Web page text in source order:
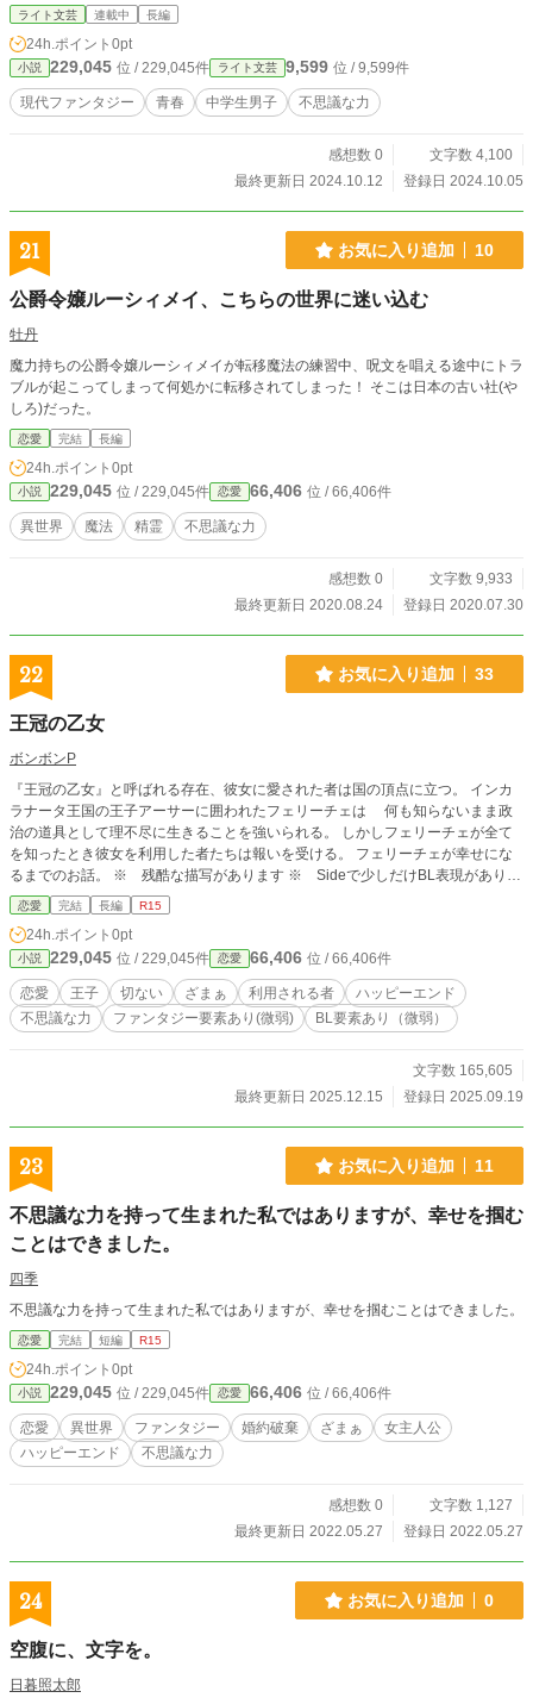
ライト文芸 連載中 長編
24h.ポイント 0pt
小説 229,045 位 / 229,045件 ライト文芸 9,599 位 / 9,599件
現代ファンタジー 青春 中学生男子 不思議な力
感想数 0
文字数 4,100
最終更新日 2024.10.12
登録日 2024.10.05
21 お気に入り追加 10
公爵令嬢ルーシィメイ、こちらの世界に迷い込む
牡丹
魔力持ちの公爵令嬢ルーシィメイが転移魔法の練習中、呪文を唱える途中にトラ
ブルが起こってしまって何処かに転移されてしまった！ そこは日本の古い社(や
しろ)だった。
恋愛 完結 長編
24h.ポイント 0pt
小説 229,045 位 / 229,045件 恋愛 66,406 位 / 66,406件
異世界 魔法 精霊 不思議な力
感想数 0
文字数 9,933
最終更新日 2020.08.24
登録日 2020.07.30
22 お気に入り追加 33
王冠の乙女
ボンボンP
『王冠の乙女』と呼ばれる存在、彼女に愛された者は国の頂点に立つ。 インカ
ラナータ王国の王子アーサーに囲われたフェリーチェは 何も知らないまま政
治の道具として理不尽に生きることを強いられる。 しかしフェリーチェが全て
を知ったとき彼女を利用した者たちは報いを受ける。 フェリーチェが幸せにな
るまでのお話。 ※ 残酷な描写があります ※ Sideで少しだけBL表現がありま
す ★誤字脱字は見つけ次第、修正していますので申し分ございません。 人物
設定がぶれていましたので手直作業をしています。
恋愛 完結 長編 R15
24h.ポイント 0pt
小説 229,045 位 / 229,045件 恋愛 66,406 位 / 66,406件
恋愛 王子 切ない ざまぁ 利用される者
ハッピーエンド
不思議な力
ファンタジー要素あり(微弱) BL要素あり（微弱）
文字数 165,605
最終更新日 2025.12.15
登録日 2025.09.19
23 お気に入り追加 11
不思議な力を持って生まれた私ではありますが、幸せを掴む
ことはできました。
四季
不思議な力を持って生まれた私ではありますが、幸せを掴むことはできました。
恋愛 完結 短編 R15
24h.ポイント 0pt
小説 229,045 位 / 229,045件 恋愛 66,406 位 / 66,406件
恋愛 異世界 ファンタジー 婚約破棄 ざまぁ
女主人公
ハッピーエンド
不思議な力
感想数 0
文字数 1,127
最終更新日 2022.05.27
登録日 2022.05.27
24 お気に入り追加 0
空腹に、文字を。
日暮照太郎